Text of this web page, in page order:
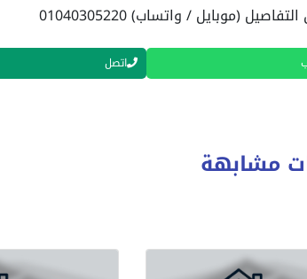
(موبايل / واتساب) 01040305220
اتصل
مشابهة